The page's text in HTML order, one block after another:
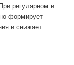
регулярном и
формирует
и снижает